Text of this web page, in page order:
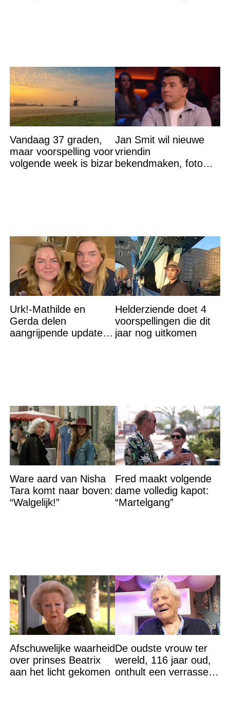
Vandaag 37 graden,
maar voorspelling voor
volgende week is bizar
Jan Smit wil nieuwe
vriendin
bekendmaken, foto
Urk!-Mathilde en
Gerda delen
aangrijpende update
Helderziende doet 4
voorspellingen die dit
jaar nog uitkomen
Ware aard van Nisha
Tara komt naar boven:
“Walgelijk!”
Fred maakt volgende
dame volledig kapot:
“Martelgang”
Afschuwelijke waarheid
over prinses Beatrix
aan het licht gekomen
De oudste vrouw ter
wereld, 116 jaar oud,
onthult een verrassend